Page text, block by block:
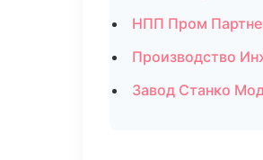
НПП Пром
Производство
Завод Станко